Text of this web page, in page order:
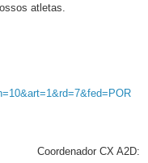
atletas.
Coordenador CX A2D: